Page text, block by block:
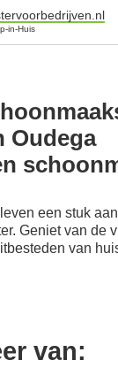
in-Huis
Oudega
een stuk
Geniet van de
van
van: